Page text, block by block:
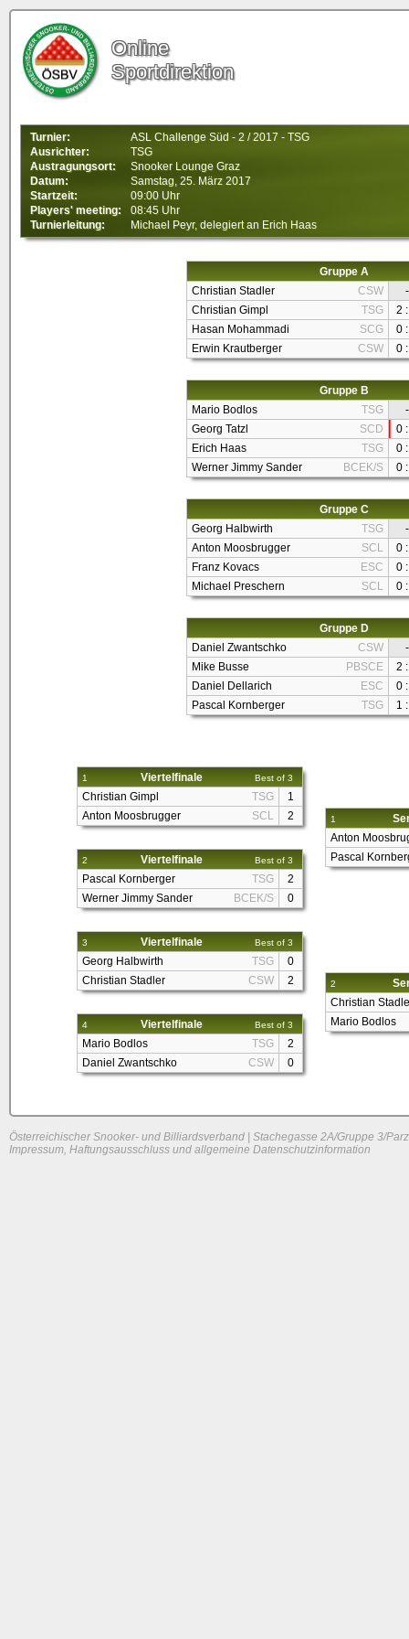
Online
Sportdirektion
Turnier:
ASL Challenge Süd - 2 / 2017 - TSG
Ausrichter:
TSG
Austragungsort:
Snooker Lounge Graz
Datum:
Samstag, 25. März 2017
Startzeit:
09:00 Uhr
Players' meeting:
08:45 Uhr
Turnierleitung:
Michael Peyr, delegiert an Erich Haas
Gruppe A
Christian Stadler
CSW
-
Christian Gimpl
TSG
2
Hasan Mohammadi
SCG
0
Erwin Krautberger
CSW 0
Gruppe B
Mario Bodlos
TSG
-
Georg Tatzl
SCD
0
Erich Haas
TSG
0
Werner Jimmy Sander
BCEK/S 0
Gruppe C
Georg Halbwirth
TSG
-
Anton Moosbrugger
SCL
0
Franz Kovacs
ESC
0
Michael Preschern
SCL 0
Gruppe D
Daniel Zwantschko
CSW
-
Mike Busse
PBSCE
2
Daniel Dellarich
ESC
0
Pascal Kornberger
TSG 1
1 Viertelfinale Best of 3
Christian Gimpl TSG
1
Anton Moosbrugger
SCL 2
2 Viertelfinale Best of 3
Pascal Kornberger TSG
2
Werner Jimmy Sander
BCEK/S 0
3 Viertelfinale Best of 3
Georg Halbwirth TSG
0
Christian Stadler
CSW 2
4 Viertelfinale Best of 3
Mario Bodlos TSG
2
Daniel Zwantschko
CSW 0
1
Anton
Pascal
2
Christian
Mario Bodlos
Österreichischer Snooker- und Billiardsverband | Stachegasse 2A/Gruppe 3/
Impressum, Haftungsausschluss und allgemeine Datenschutzinformation